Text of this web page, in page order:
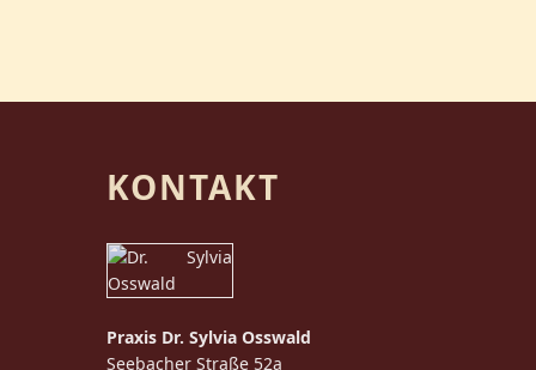
KONTAKT
Praxis Dr. Sylvia Osswald
Seebacher Straße 52a